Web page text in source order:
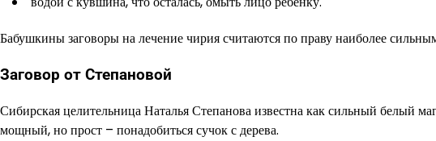
Бабушкины заговоры на лечение чирия считаются по праву наиболее
Заговор от Степановой
Сибирская целительница Наталья Степанова известна как сильный белый
мощный, но прост – понадобиться сучок с дерева.